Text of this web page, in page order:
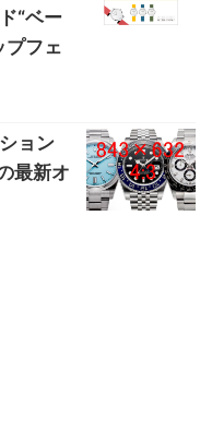
“ベー
プフェ
ョン
最新オ